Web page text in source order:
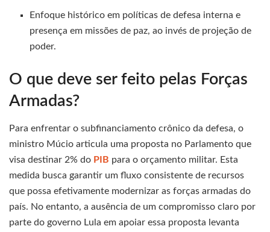
Enfoque histórico em políticas de defesa interna e
presença em missões de paz, ao invés de projeção de
poder.
O que deve ser feito pelas Forças
Armadas?
Para enfrentar o subfinanciamento crônico da defesa, o
ministro Múcio articula uma proposta no Parlamento que
visa destinar 2% do PIB para o orçamento militar. Esta
medida busca garantir um fluxo consistente de recursos
que possa efetivamente modernizar as forças armadas do
país. No entanto, a ausência de um compromisso claro por
parte do governo Lula em apoiar essa proposta levanta